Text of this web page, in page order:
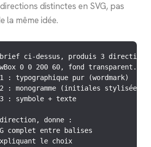
distinctes en SVG, pas
la même idée.
ci-dessus, produis 3 directions
0 0 200 60, fond transparent.
: typographique pur (wordmark)
: monogramme (initiales stylisées)
: symbole + texte
direction, donne :
complet entre balises
le choix